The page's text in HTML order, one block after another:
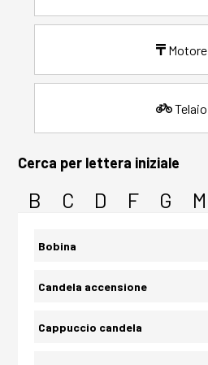
Motore
Telaio
Cerca per lettera iniziale
B C D F G M
Bobina
Candela accensione
Cappuccio candela